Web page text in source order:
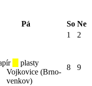
Pá So Ne
1 2
plasty
Vojkovice (Brno-
venkov)
8 9